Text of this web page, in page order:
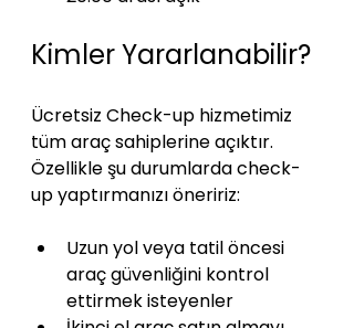
Kimler Yararlanabilir?
Ücretsiz Check-up hizmetimiz
tüm araç sahiplerine açıktır.
Özellikle şu durumlarda check-
up yaptırmanızı öneririz:
Uzun yol veya tatil öncesi
araç güvenliğini kontrol
ettirmek isteyenler